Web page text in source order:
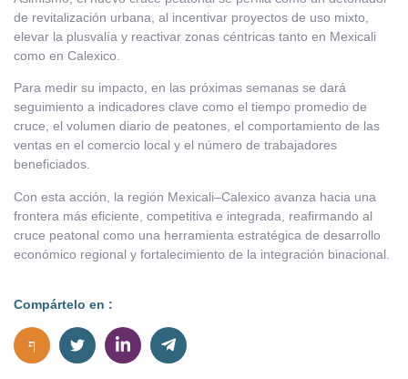
de revitalización urbana, al incentivar proyectos de uso mixto,
elevar la plusvalía y reactivar zonas céntricas tanto en Mexicali
como en Calexico.
Para medir su impacto, en las próximas semanas se dará
seguimiento a indicadores clave como el tiempo promedio de
cruce, el volumen diario de peatones, el comportamiento de las
ventas en el comercio local y el número de trabajadores
beneficiados.
Con esta acción, la región Mexicali–Calexico avanza hacia una
frontera más eficiente, competitiva e integrada, reafirmando al
cruce peatonal como una herramienta estratégica de desarrollo
económico regional y fortalecimiento de la integración binacional.
Compártelo en :